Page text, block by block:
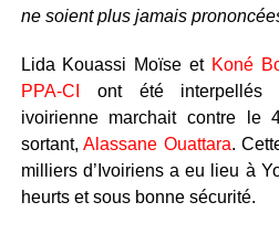
ne soient plus jamais
Lida Kouassi Moïse et Koné
PPA-CI
ont été interpellés
ivoirienne marchait contre le
sortant,Alassane Ouattara.
milliers d’Ivoiriens a eu lieu à
heurts et sous bonne sécurité.